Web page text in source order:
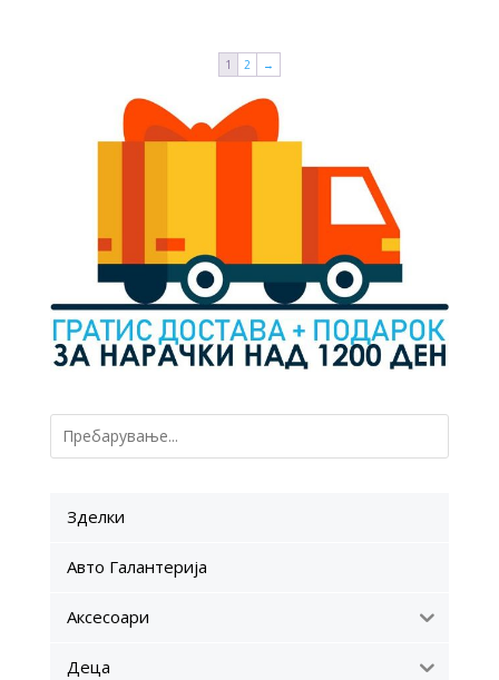
1 2 →
Зделки
Авто Галантерија
Аксесоари
Деца